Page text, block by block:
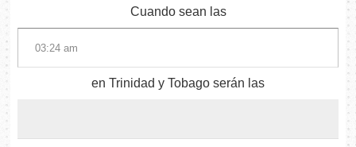
Cuando sean las
en Trinidad y Tobago serán las